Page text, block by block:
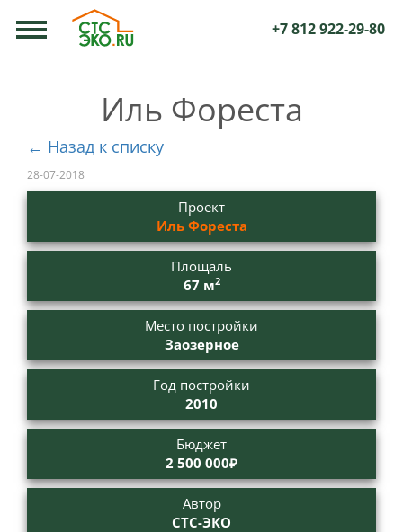
+7 812 922-29-80
Иль Фореста
← Назад к списку
28-07-2018
Проект
Иль Фореста
Площаль
67 м2
Место постройки
Заозерное
Год постройки
2010
Бюджет
2 500 000₽
Автор
СТС-ЭКО